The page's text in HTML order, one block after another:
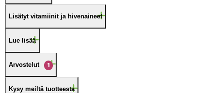
Lisätyt vitamiinit ja hivenaineet
Lue lisää
Arvostelut 1
Kysy meiltä tuotteesta